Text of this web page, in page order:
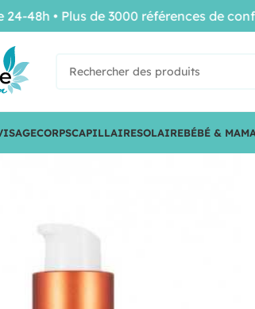
CORPSCAPILLAIRESOLAIREBÉBÉ &
• Plus de 3000 références de